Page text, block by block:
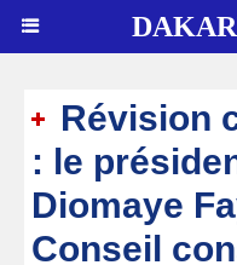
Révision
: le
Diomaye
Conseil